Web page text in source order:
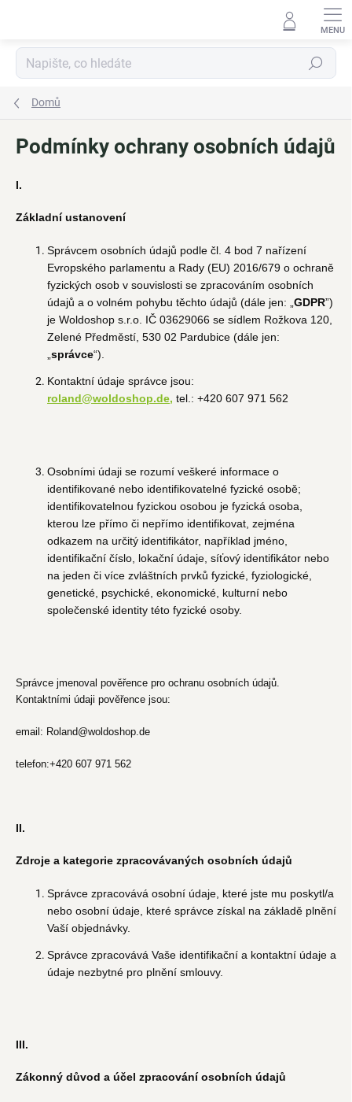
Hledat
Domů
Podmínky ochrany osobních údajů
I.
Základní ustanovení
Správcem osobních údajů podle čl. 4 bod 7 nařízení
Evropského parlamentu a Rady (EU) 2016/679 o ochraně
fyzických osob v souvislosti se zpracováním osobních
údajů a o volném pohybu těchto údajů (dále jen: „ GDPR”)
je Woldoshop s.r.o. IČ 03629066 se sídlem Rožkova 120,
Zelené Předměstí, 530 02 Pardubice (dále jen:
správce“).
Kontaktní údaje správce jsou:
roland@woldoshop.de, tel.: +420 607 971 562
Osobními údaji se rozumí veškeré informace o
identifikované nebo identifikovatelné fyzické osobě;
identifikovatelnou fyzickou osobou je fyzická osoba,
kterou lze přímo či nepřímo identifikovat, zejména
odkazem na určitý identifikátor, například jméno,
identifikační číslo, lokační údaje, síťový identifikátor nebo
na jeden či více zvláštních prvků fyzické, fyziologické,
genetické, psychické, ekonomické, kulturní nebo
společenské identity této fyzické osoby.
Správce jmenoval pověřence pro ochranu osobních údajů.
Kontaktními údaji pověřence jsou:
email: Roland@woldoshop.de
telefon:+420 607 971 562
II.
Zdroje a kategorie zpracovávaných osobních údajů
Správce zpracovává osobní údaje, které jste mu poskytl/a
nebo osobní údaje, které správce získal na základě plnění
Vaší objednávky.
Správce zpracovává Vaše identifikační a kontaktní údaje a
údaje nezbytné pro plnění smlouvy.
III.
Zákonný důvod a účel zpracování osobních údajů